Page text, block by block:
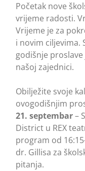
Početak nove
vrijeme radosti.
Vrijeme je za
i novim ciljevima.
godišnje
našoj zajednici.
Obilježite svoje
ovogodišnjim
21. septembar–
District u REX
program od
dr. Gillisa za
pitanja.